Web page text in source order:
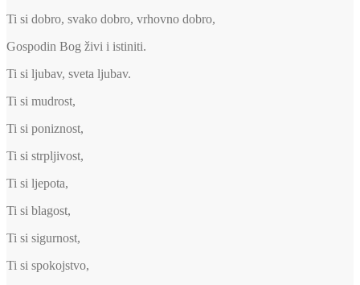
Ti si dobro, svako dobro, vrhovno dobro,
Gospodin Bog živi i istiniti.
Ti si ljubav, sveta ljubav.
Ti si mudrost,
Ti si poniznost,
Ti si strpljivost,
Ti si ljepota,
Ti si blagost,
Ti si sigurnost,
Ti si spokojstvo,